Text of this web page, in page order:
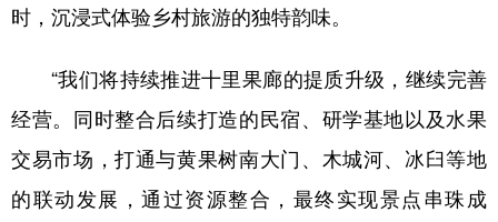
时，沉浸式体验乡村旅游的独特韵味。
“我们将持续推进十里果廊的提质升级，继续完善
经营。同时整合后续打造的民宿、研学基地以及水果
交易市场，打通与黄果树南大门、木城河、冰臼等地
的联动发展，通过资源整合，最终实现景点串珠成